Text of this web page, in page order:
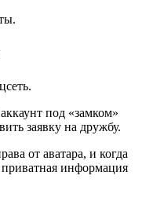
под «замком»
заявку на дружбу.
от аватара, и когда
приватная информация